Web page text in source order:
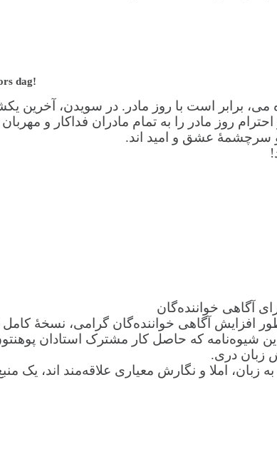
dag!
برابر است با روز مادر. در سویدن، آخرین
روز مادر را به تمام مادران فداکار و
و سرچشمهٔ عشق و امید اند.
آگاهی خواننده‌گان
این شیوه‌نامه که حاصل کار مشترک استادان
زبان دری.
زبان، املا و نگارش معیاری علاقه‌مند اند، یک